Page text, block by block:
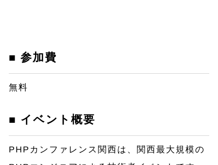
■ 参加費
無料
■ イベント概要
PHPカンファレンス関西は、関西最大規模の